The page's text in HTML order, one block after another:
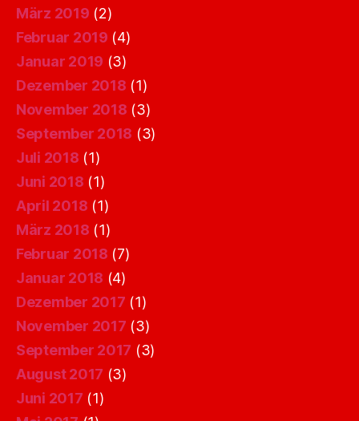
März 2019 (2)
Februar 2019 (4)
Januar 2019 (3)
Dezember 2018 (1)
November 2018 (3)
September 2018 (3)
Juli 2018 (1)
Juni 2018 (1)
April 2018 (1)
März 2018 (1)
Februar 2018 (7)
Januar 2018 (4)
Dezember 2017 (1)
November 2017 (3)
September 2017 (3)
August 2017 (3)
Juni 2017 (1)